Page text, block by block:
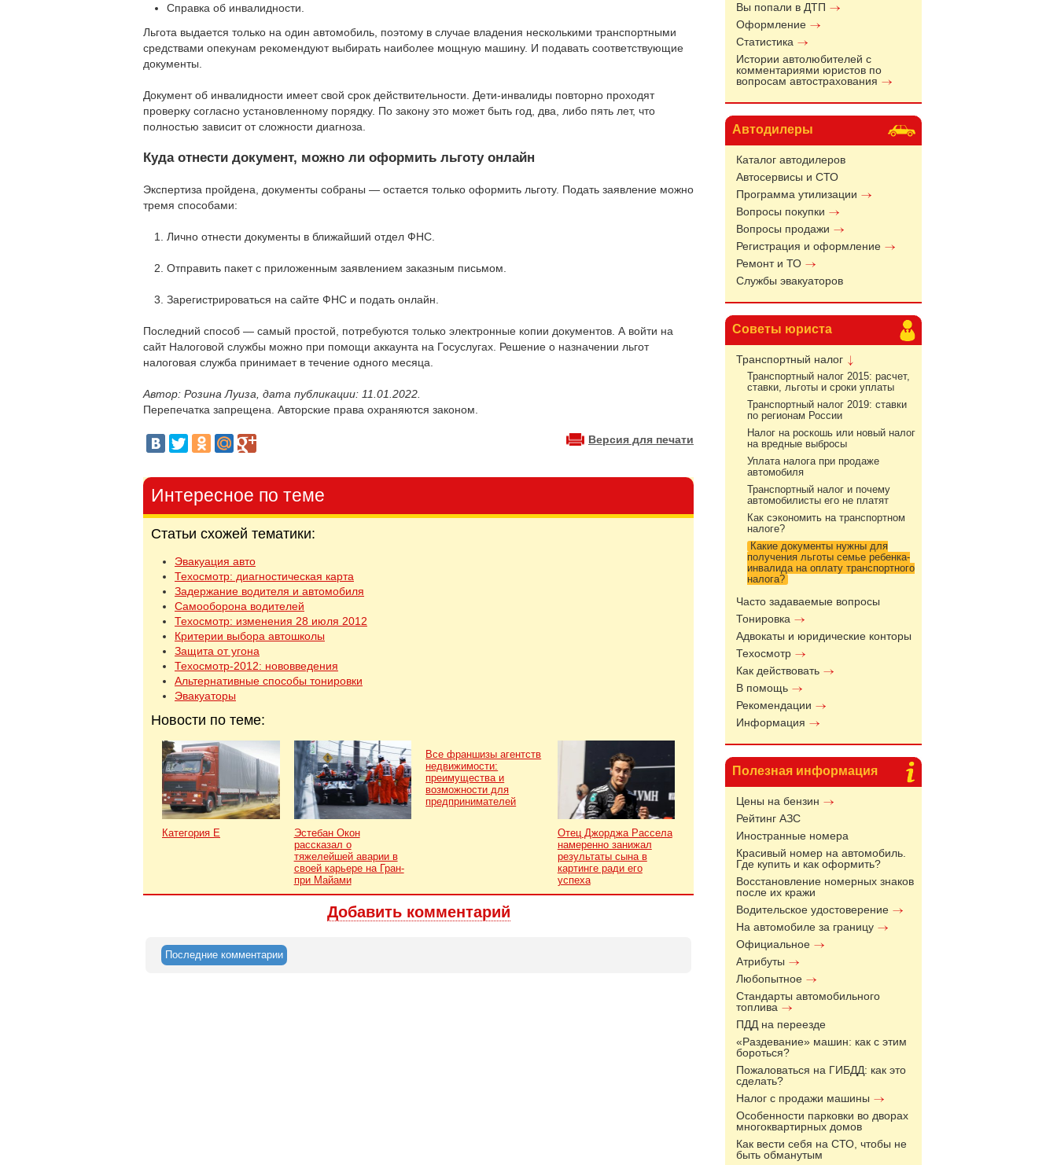
Вы попали в ДТП
Оформление
Статистика
Истории автолюбителей с
комментариями юристов по
вопросам автострахования
Автодилеры
Каталог автодилеров
Автосервисы и СТО
Программа утилизации
Вопросы покупки
Вопросы продажи
Регистрация и оформление
Ремонт и ТО
Службы эвакуаторов
Советы юриста
Транспортный налог
Транспортный налог 2015: расчет,
ставки, льготы и сроки уплаты
Транспортный налог 2019: ставки
по регионам России
Налог на роскошь или новый налог
на вредные выбросы
Уплата налога при продаже
автомобиля
Транспортный налог и почему
автомобилисты его не платят
Как сэкономить на транспортном
налоге?
Какие документы нужны для
получения льготы семье ребенка-
инвалида на оплату транспортного
налога?
Часто задаваемые вопросы
Тонировка
Адвокаты и юридические конторы
Техосмотр
Как действовать
В помощь
Рекомендации
Информация
Полезная информация
Цены на бензин
Рейтинг АЗС
Иностранные номера
Красивый номер на автомобиль.
Где купить и как оформить?
Восстановление номерных знаков
после их кражи
Водительское удостоверение
На автомобиле за границу
Официальное
Атрибуты
Любопытное
Стандарты автомобильного
топлива
ПДД на переезде
«Раздевание» машин: как с этим
бороться?
Пожаловаться на ГИБДД: как это
сделать?
Налог с продажи машины
Особенности парковки во дворах
многоквартирных домов
Как вести себя на СТО, чтобы не
быть обманутым
Справка об инвалидности.
Льгота выдается только на один автомобиль, поэтому в случае владения несколькими транспортными
средствами опекунам рекомендуют выбирать наиболее мощную машину. И подавать соответствующие
документы.
Документ об инвалидности имеет свой срок действительности. Дети-инвалиды повторно проходят
проверку согласно установленному порядку. По закону это может быть год, два, либо пять лет, что
полностью зависит от сложности диагноза.
Куда отнести документ, можно ли оформить льготу онлайн
Экспертиза пройдена, документы собраны — остается только оформить льготу. Подать заявление можно
тремя способами:
Лично отнести документы в ближайший отдел ФНС.
Отправить пакет с приложенным заявлением заказным письмом.
Зарегистрироваться на сайте ФНС и подать онлайн.
Последний способ — самый простой, потребуются только электронные копии документов. А войти на
сайт Налоговой службы можно при помощи аккаунта на Госуслугах. Решение о назначении льгот
налоговая служба принимает в течение одного месяца.
Автор: Розина Луиза, дата публикации: 11.01.2022.
Перепечатка запрещена. Авторские права охраняются законом.
Версия для печати
Интересное по теме
Статьи схожей тематики:
Эвакуация авто
Техосмотр: диагностическая карта
Задержание водителя и автомобиля
Самооборона водителей
Техосмотр: изменения 28 июля 2012
Критерии выбора автошколы
Защита от угона
Техосмотр-2012: нововведения
Альтернативные способы тонировки
Эвакуаторы
Новости по теме:
Категория Е
Эстебан Окон
рассказал о
тяжелейшей аварии в
своей карьере на Гран-
при Майами
Все франшизы агентств
недвижимости:
преимущества и
возможности для
предпринимателей
Отец Джорджа Рассела
намеренно занижал
результаты сына в
картинге ради его
успеха
Добавить комментарий
Последние комментарии